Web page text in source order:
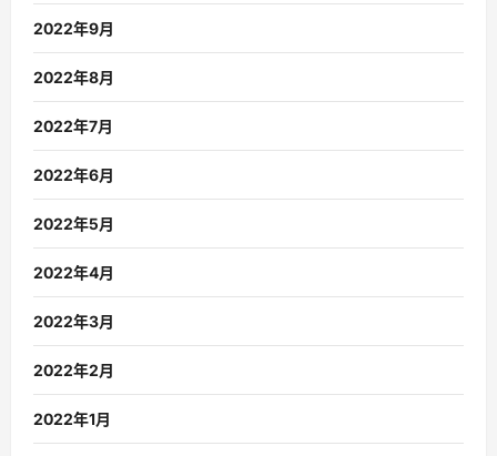
2022年9月
2022年8月
2022年7月
2022年6月
2022年5月
2022年4月
2022年3月
2022年2月
2022年1月